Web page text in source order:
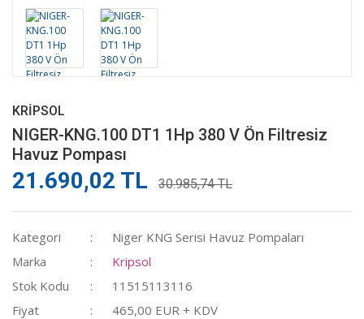
KRIPSOL
NIGER-KNG.100 DT1 1Hp 380 V Ön Filtresiz
Havuz Pompası
21.690,02 TL 30.985,74 TL
Kategori
Niger KNG Serisi Havuz Pompaları
Marka
Kripsol
Stok Kodu
11515113116
Fiyat
465,00 EUR + KDV